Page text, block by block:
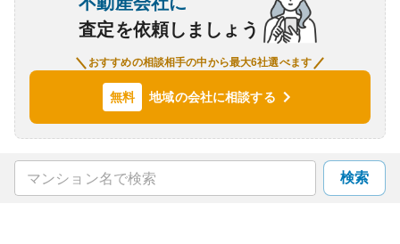
査定を依頼しましょう
おすすめの相談相手の中から最大6社選べます
無料 地域の会社に相談する
検索